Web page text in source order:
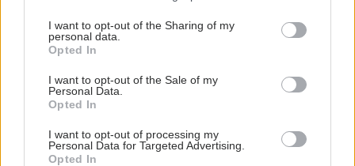
not limited to your visit or usage behaviour. You may click to
grant or deny consent to Google and its third-party tags to
use your data for below specified purposes in below Google
consent section.
I want to opt-out of the Sharing of my
personal data.
Opted In
I want to opt-out of the Sale of my
Personal Data.
Opted In
I want to opt-out of processing my
Personal Data for Targeted Advertising.
Opted In
ΣΗΜΕΡΑ ΣΤΟ IATRONET.GR